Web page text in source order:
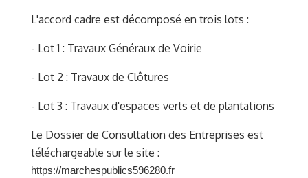
L'accord cadre est décomposé en trois lots :
- Lot 1 : Travaux Généraux de Voirie
- Lot 2 : Travaux de Clôtures
- Lot 3 : Travaux d'espaces verts et de plantations
Le Dossier de Consultation des Entreprises est
téléchargeable sur le site :
https://marchespublics596280.fr